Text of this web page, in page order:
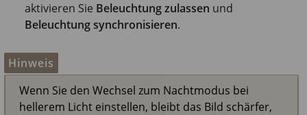
aktivieren Sie Beleuchtung zulassen und
Beleuchtung synchronisieren.
Hinweis
Wenn Sie den Wechsel zum Nachtmodus bei
hellerem Licht einstellen, bleibt das Bild schärfer,